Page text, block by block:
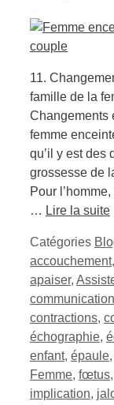
11.
famille de la
Changements
femme
qu’il y est des
grossesse de
Pour
… Lire la suite
Catégories
accouchement,
apaiser,
communication
contractions,
échographie,
enfant, épaule,
Femme, fœtus,
implication,